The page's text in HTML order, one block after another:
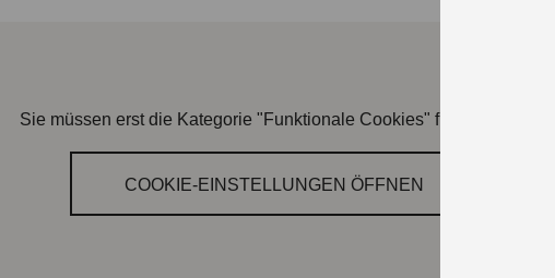
Sie müssen erst die Kategorie "Funktionale Cookies" freischalten.
COOKIE‑EINSTELLUNGEN ÖFFNEN